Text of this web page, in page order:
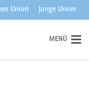
Union Junge Union
MENÜ